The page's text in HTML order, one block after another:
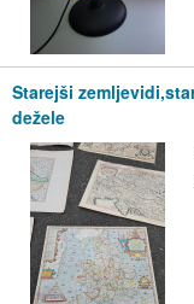
Starejši
dežele